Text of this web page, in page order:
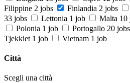
Filippine 2 jobs Finlandia 2 jobs
33 jobs
Lettonia 1 job Malta 10
Polonia 1 job Portogallo 20 jobs
Tjekkiet 1 job Vietnam 1 job
Città
Scegli una città